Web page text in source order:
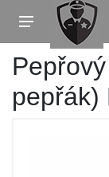
pepřák)